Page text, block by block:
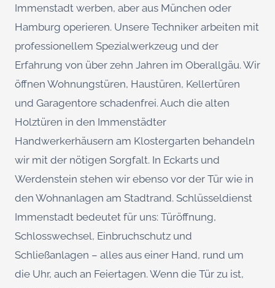
Immenstadt werben, aber aus München oder
Hamburg operieren. Unsere Techniker arbeiten mit
professionellem Spezialwerkzeug und der
Erfahrung von über zehn Jahren im Oberallgäu. Wir
öffnen Wohnungstüren, Haustüren, Kellertüren
und Garagentore schadenfrei. Auch die alten
Holztüren in den Immenstädter
Handwerkerhäusern am Klostergarten behandeln
wir mit der nötigen Sorgfalt. In Eckarts und
Werdenstein stehen wir ebenso vor der Tür wie in
den Wohnanlagen am Stadtrand. Schlüsseldienst
Immenstadt bedeutet für uns: Türöffnung,
Schlosswechsel, Einbruchschutz und
Schließanlagen – alles aus einer Hand, rund um
die Uhr, auch an Feiertagen. Wenn die Tür zu ist,